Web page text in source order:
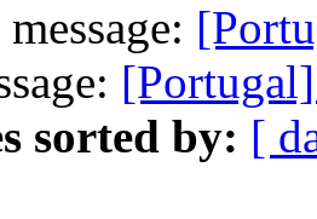
sorted by: [